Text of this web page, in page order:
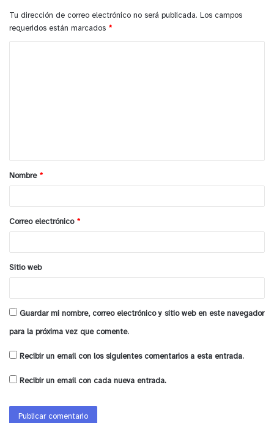
Tu dirección de correo electrónico no será publicada. Los campos
requeridos están marcados *
a
r
*
Nombre *
Correo electrónico *
Sitio web
Guardar mi nombre, correo electrónico y sitio web en este navegador
para la próxima vez que comente.
Recibir un email con los siguientes comentarios a esta entrada.
Recibir un email con cada nueva entrada.